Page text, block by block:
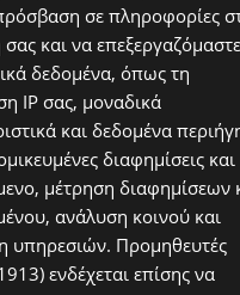
σε πληροφορίες
και να επεξεργαζόμαστε
δεδομένα, όπως τη
IP σας, μοναδικά
και δεδομένα
διαφημίσεις και
μέτρηση διαφημίσεων
ανάλυση κοινού και
υπηρεσιών. Προμηθευτές
ενδέχεται επίσης να